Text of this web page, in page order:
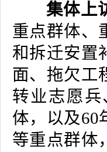
集体上
重点群体、
和拆迁安置
面、拖欠工
转业志愿
体，以及60
等重点群体